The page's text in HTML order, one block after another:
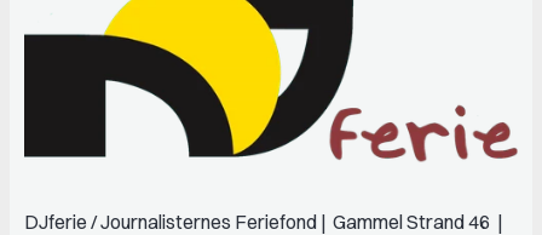
DJferie / Journalisternes Feriefond | Gammel Strand 46 |